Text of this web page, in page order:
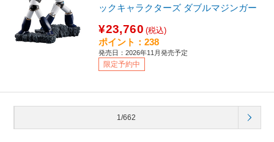
ックキャラクターズ ダブルマジンガー
¥23,760 (税込)
ポイント：238
発売日：2026年11月発売予定
限定予約中
1/662